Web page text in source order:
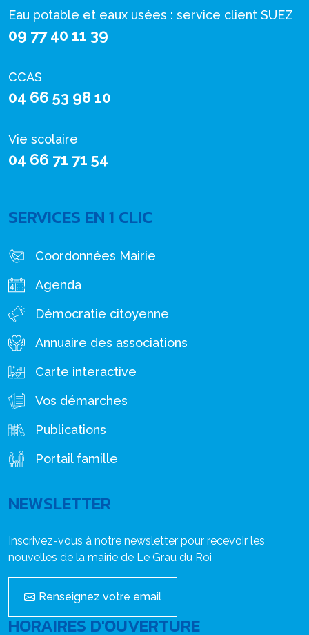
Eau potable et eaux usées : service client SUEZ
09 77 40 11 39
CCAS
04 66 53 98 10
Vie scolaire
04 66 71 71 54
SERVICES EN 1 CLIC
Coordonnées Mairie
Agenda
Démocratie citoyenne
Annuaire des associations
Carte interactive
Vos démarches
Publications
Portail famille
NEWSLETTER
Inscrivez-vous à notre newsletter pour recevoir les
nouvelles de la mairie de Le Grau du Roi
Renseignez votre email
HORAIRES D'OUVERTURE